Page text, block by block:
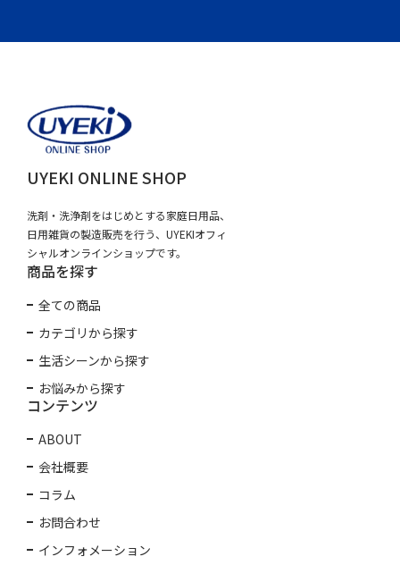
UYEKI ONLINE SHOP
洗剤・洗浄剤をはじめとする家庭日用品、
日用雑貨の製造販売を行う、UYEKIオフィ
シャルオンラインショップです。
商品を探す
全ての商品
カテゴリから探す
生活シーンから探す
お悩みから探す
コンテンツ
ABOUT
会社概要
コラム
お問合わせ
インフォメーション